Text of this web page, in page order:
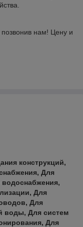
нам! Цену и
конструкций,
Для
водоснабжения,
Для
Для
воды, Для систем
Для